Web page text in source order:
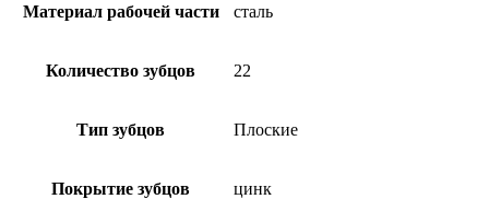
Материал рабочей части сталь
Количество зубцов 22
Тип зубцов Плоские
Покрытие зубцов цинк